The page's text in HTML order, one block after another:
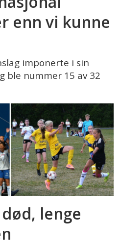
enn vi kunne
imponerte i sin
ble nummer 15 av 32
lenge